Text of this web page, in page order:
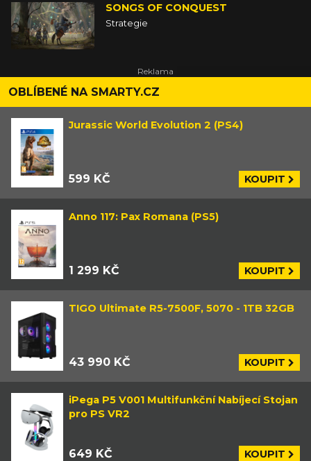
SONGS OF CONQUEST
Strategie
OBLÍBENÉ NA SMARTY.CZ
Jurassic World Evolution 2 (PS4)
599 KČ KOUPIT
Anno 117: Pax Romana (PS5)
1 299 KČ KOUPIT
TIGO Ultimate R5-7500F, 5070 - 1TB 32GB
43 990 KČ KOUPIT
iPega P5 V001 Multifunkční Nabíjecí Stojan
pro PS VR2
649 KČ KOUPIT